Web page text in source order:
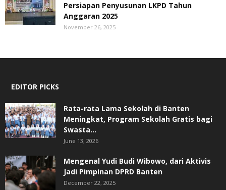
Persiapan Penyusunan LKPD Tahun
Anggaran 2025
November 26, 2025
EDITOR PICKS
Rata-rata Lama Sekolah di Banten
Meningkat, ‎Program Sekolah Gratis bagi
Swasta...
June 13, 2026
Mengenal Yudi Budi Wibowo, dari Aktivis
Jadi Pimpinan DPRD Banten
December 22, 2025